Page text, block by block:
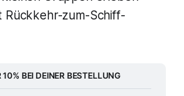
Rückkehr-zum-Schiff-
BEI DEINER BESTELLUNG